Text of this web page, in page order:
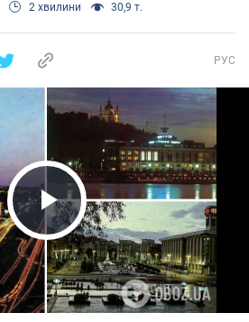
2 хвилини 30,9 т.
РУС
Play Video